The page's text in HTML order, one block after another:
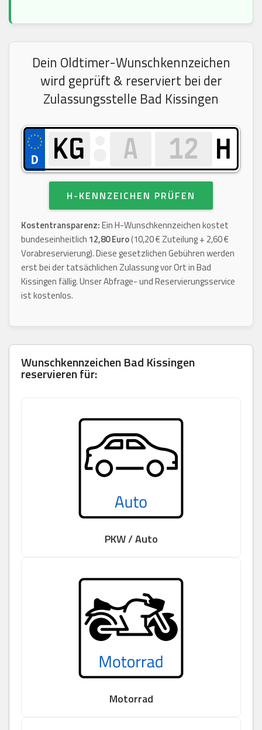
Dein Oldtimer-Wunschkennzeichen
wird geprüft & reserviert bei der
Zulassungsstelle Bad Kissingen
H
H-KENNZEICHEN PRÜFEN
Kostentransparenz:Ein H-Wunschkennzeichen kostet
bundeseinheitlich 12,80 Euro(10,20 € Zuteilung + 2,60 €
Vorabreservierung). Diese gesetzlichen Gebühren werden
erst bei der tatsächlichen Zulassung vor Ort in Bad
Kissingen fällig. Unser Abfrage- und Reservierungsservice
ist kostenlos.
WunschkennzeichenBad Kissingen
reservieren für:
PKW / Auto
Motorrad